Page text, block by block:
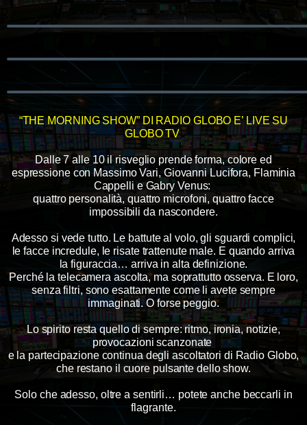
“THE MORNING SHOW” DI RADIO GLOBO E’ LIVE SU
GLOBO TV
Dalle 7 alle 10 il risveglio prende forma, colore ed
espressione con Massimo Vari, Giovanni Lucifora, Flaminia
Cappelli e Gabry Venus:
quattro personalità, quattro microfoni, quattro facce
impossibili da nascondere.
Adesso si vede tutto. Le battute al volo, gli sguardi complici,
le facce incredule, le risate trattenute male. E quando arriva
la figuraccia… arriva in alta definizione.
Perché la telecamera ascolta, ma soprattutto osserva. E loro,
senza filtri, sono esattamente come li avete sempre
immaginati. O forse peggio.
Lo spirito resta quello di sempre: ritmo, ironia, notizie,
provocazioni scanzonate
e la partecipazione continua degli ascoltatori di Radio Globo,
che restano il cuore pulsante dello show.
Solo che adesso, oltre a sentirli… potete anche beccarli in
flagrante.